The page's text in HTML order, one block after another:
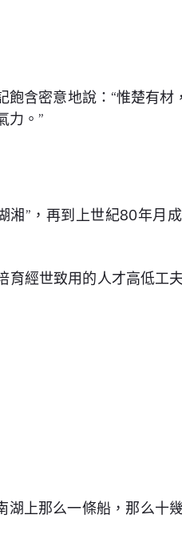
飽含密意地說：“惟楚有材
力。”
湘”，再到上世紀80年月
育經世致用的人才高低工
上那么一條船，那么十